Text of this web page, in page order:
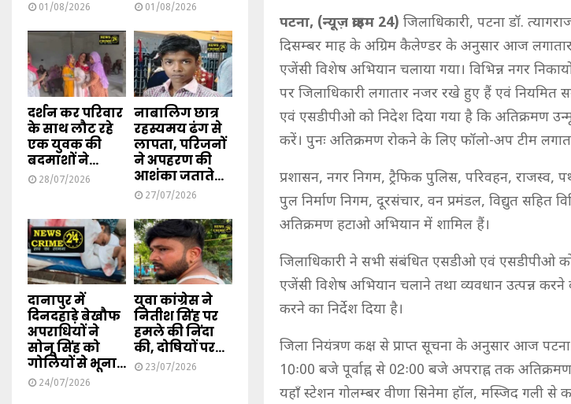
पटना, (न्यूज़ क्राइम 24) जिलाधिकारी, पटना डॉ.
दिसम्बर माह के अग्रिम कैलेण्डर के अनुसार आज
एजेंसी विशेष अभियान चलाया गया। विभिन्न नगर
पर जिलाधिकारी लगातार नजर रखे हुए हैं एवं नियमित
एवं एसडीपीओ को निदेश दिया गया है कि अतिक्रमण
करें। पुनः अतिक्रमण रोकने के लिए फॉलो-अप टीम
प्रशासन, नगर निगम, ट्रैफिक पुलिस, परिवहन, राजस्व,
पुल निर्माण निगम, दूरसंचार, वन प्रमंडल, विद्युत सहित
अतिक्रमण हटाओ अभियान में शामिल हैं।
जिलाधिकारी ने सभी संबंधित एसडीओ एवं एसडीपीओ
एजेंसी विशेष अभियान चलाने तथा व्यवधान उत्पन्न करने
करने का निर्देश दिया है।
जिला नियंत्रण कक्ष से प्राप्त सूचना के अनुसार आज
10ः00 बजे पूर्वाह्न से 02ः00 बजे अपराह्न तक
यहाँ स्टेशन गोलम्बर वीणा सिनेमा हॉल, मस्जिद गली
01/08/2026 01/08/2026
दर्शन कर परिवार
के साथ लौट रहे
एक युवक की
बदमाशों ने...
28/07/2026
नाबालिग छात्र
रहस्यमय ढंग से
लापता, परिजनों
ने अपहरण की
आशंका जताते...
27/07/2026
दानापुर में
दिनदहाड़े बेखौफ
अपराधियों ने
सोनू सिंह को
गोलियों से भूना...
24/07/2026
युवा कांग्रेस ने
नितीश सिंह पर
हमले की निंदा
की, दोषियों पर...
23/07/2026